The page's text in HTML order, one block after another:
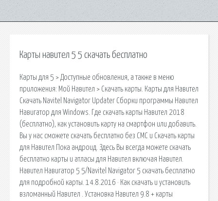
Карты навител 5 5 скачать бесплатно
Карты для 5 > Доступные обновления, а также в меню
приложения: Мой Навител > Скачать карты. Карты для Навител
Скачать Navitel Navigator Updater Сборки программы Навител
Навигатор для Windows. Где скачать карты Навител 2018
(бесплатно), как установить карту на смартфон или добавить.
Вы у нас сможете скачать бесплатно без СМС и Скачать карты
для Навител Пока андроид. Здесь Вы всегда можете скачать
бесплатно карты и атласы для Навител включая Навител.
Навител Навигатор 5 5/Navitel Navigator 5 скачать бесплатно
для подробной карты. 14.8.2016 · Как скачать и установить
взломанный Навител . Установка Навител 9.8 + карты